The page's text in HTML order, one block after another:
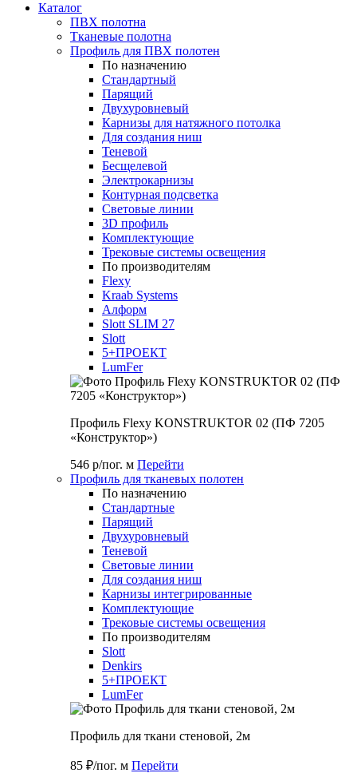
Каталог
ПВХ полотна
Тканевые полотна
Профиль для ПВХ полотен
По назначению
Стандартный
Парящий
Двухуровневый
Карнизы для натяжного потолка
Для создания ниш
Теневой
Бесщелевой
Электрокарнизы
Контурная подсветка
Световые линии
3D профиль
Комплектующие
Трековые системы освещения
По производителям
Flexy
Kraab Systems
Алформ
Slott SLIM 27
Slott
5+ПРОЕКТ
LumFer
Профиль Flexy KONSTRUKTOR 02 (ПФ 7205
«Конструктор»)
546 р/пог. м Перейти
Профиль для тканевых полотен
По назначению
Стандартные
Парящий
Двухуровневый
Теневой
Световые линии
Для создания ниш
Карнизы интегрированные
Комплектующие
Трековые системы освещения
По производителям
Slott
Denkirs
5+ПРОЕКТ
LumFer
Профиль для ткани стеновой, 2м
85 ₽/пог. м Перейти